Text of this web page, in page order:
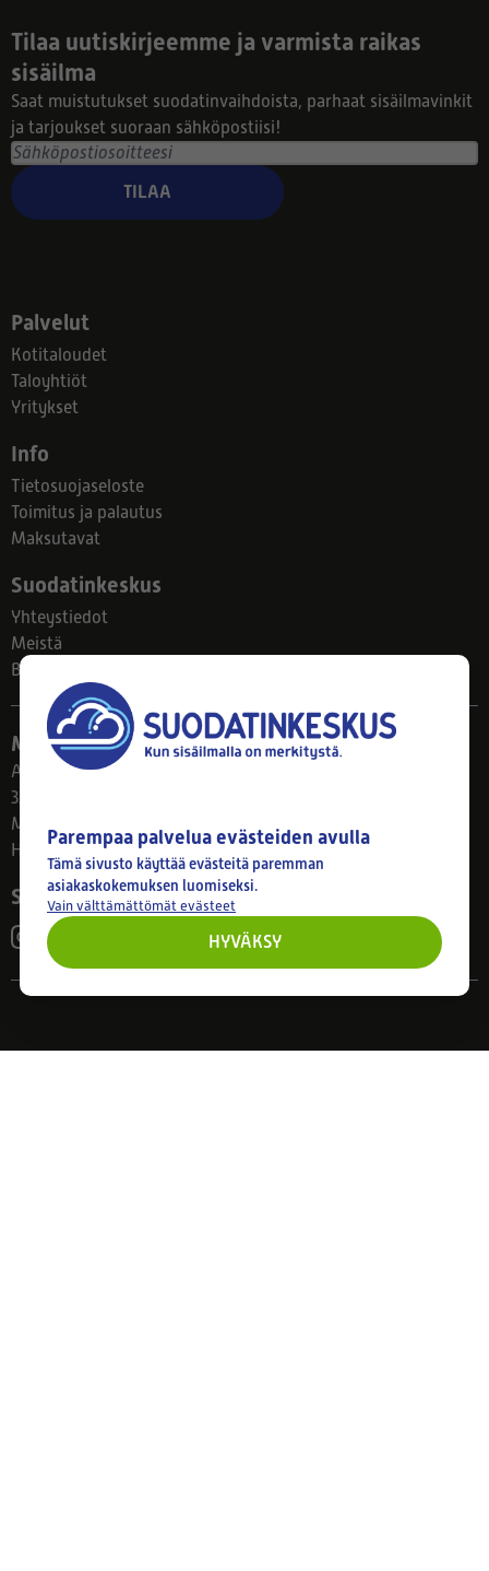
Tilaa uutiskirjeemme ja varmista raikas
sisäilma
Saat muistutukset suodatinvaihdoista, parhaat sisäilmavinkit
ja tarjoukset suoraan sähköpostiisi!
TILAA
Palvelut
Kotitaloudet
Taloyhtiöt
Yritykset
Info
Tietosuojaseloste
Toimitus ja palautus
Maksutavat
Suodatinkeskus
Yhteystiedot
Meistä
Blogi
Myymälä
Ahlmanintie 61
33800 Tampere
Ma–Pe 8–17
Huom! Myymälän poikkeusaukiolot: 27.7.-21.8. klo 8-16
Seuraa meitä
Parempaa palvelua evästeiden avulla
Tämä sivusto käyttää evästeitä paremman
asiakaskokemuksen luomiseksi.
Vain välttämättömät evästeet
HYVÄKSY